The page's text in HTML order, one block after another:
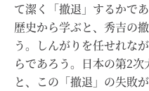
て潔く「撤退」するかであ
歴史から学ぶと、秀吉の
う。しんがりを任せれな
らであろう。日本の第2
と、この「撤退」の失敗